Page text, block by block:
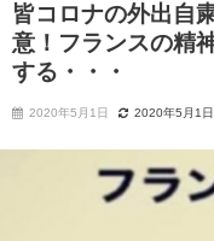
皆コロナの外出自
意！フランスの精
する・・・
2020年5月1日 2020年5月1日